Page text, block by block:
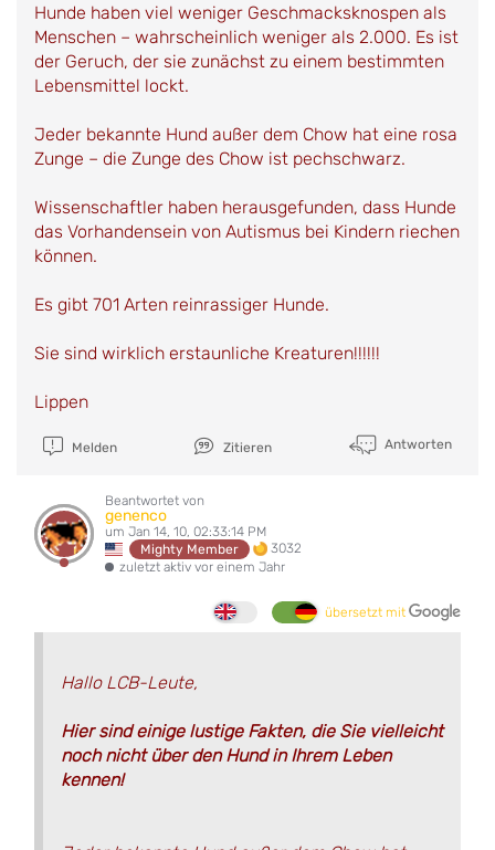
Hunde haben viel weniger Geschmacksknospen als
Menschen – wahrscheinlich weniger als 2.000. Es ist
der Geruch, der sie zunächst zu einem bestimmten
Lebensmittel lockt.
Jeder bekannte Hund außer dem Chow hat eine rosa
Zunge – die Zunge des Chow ist pechschwarz.
Wissenschaftler haben herausgefunden, dass Hunde
das Vorhandensein von Autismus bei Kindern riechen
können.
Es gibt 701 Arten reinrassiger Hunde.
Sie sind wirklich erstaunliche Kreaturen!!!!!!
Lippen
Melden Zitieren Antworten
Beantwortet von
genenco
um Jan 14, 10, 02:33:14 PM
Mighty Member
3032
zuletzt aktiv vor einem Jahr
übersetzt mit
Hallo LCB-Leute,
Hier sind einige lustige Fakten, die Sie vielleicht
noch nicht über den Hund in Ihrem Leben
kennen!